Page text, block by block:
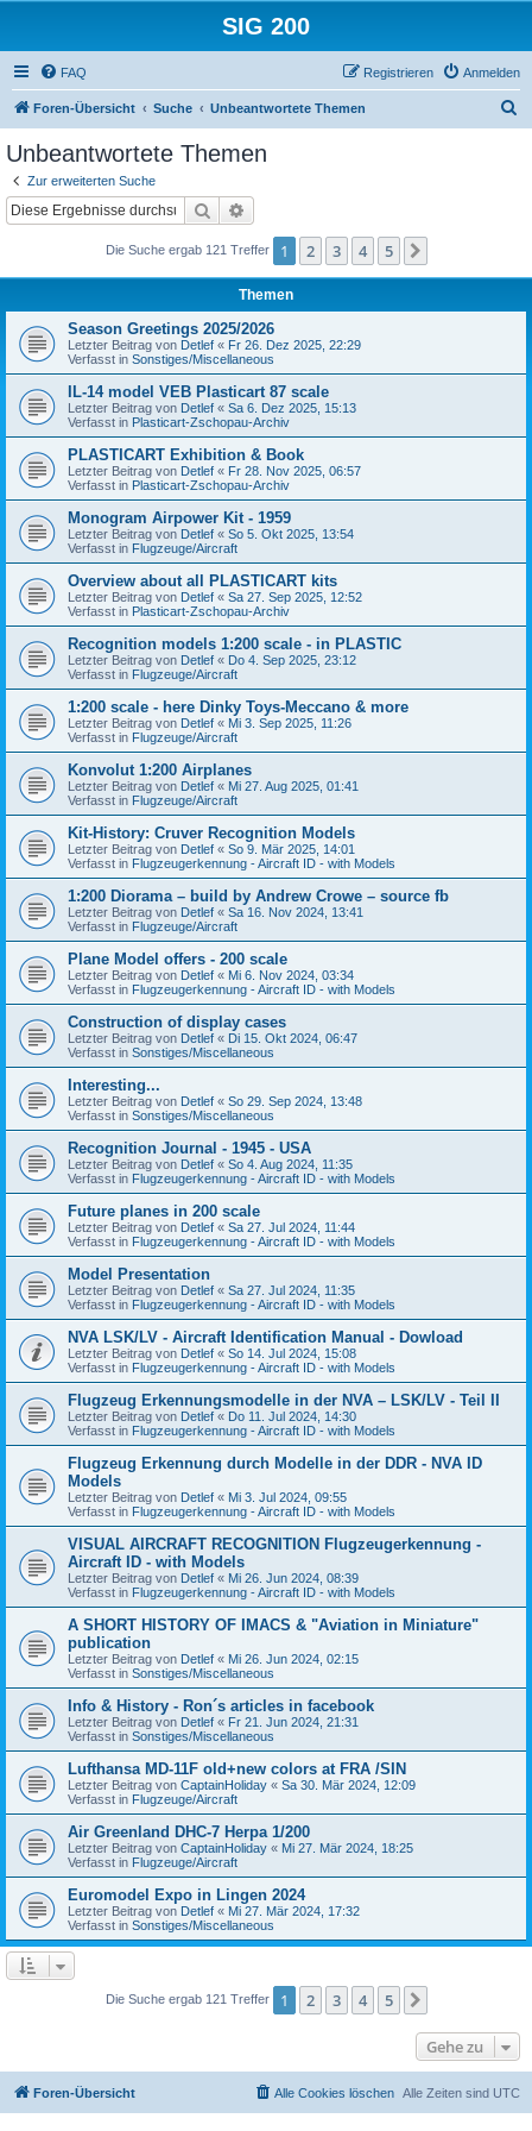
SIG 200
FAQ Anmelden
Registrieren
Foren-Übersicht Suche Unbeantwortete Themen
Unbeantwortete Themen
Zur erweiterten Suche
Suche
Die Suche ergab 121 Treffer 1 2 3 4 5
Themen
Season Greetings 2025/2026
Letzter Beitrag von Detlef « Fr 26. Dez 2025, 22:29
Verfasst in Sonstiges/Miscellaneous
IL-14 model VEB Plasticart 87 scale
Letzter Beitrag von Detlef « Sa 6. Dez 2025, 15:13
Verfasst in Plasticart-Zschopau-Archiv
PLASTICART Exhibition & Book
Letzter Beitrag von Detlef « Fr 28. Nov 2025, 06:57
Verfasst in Plasticart-Zschopau-Archiv
Monogram Airpower Kit - 1959
Letzter Beitrag von Detlef « So 5. Okt 2025, 13:54
Verfasst in Flugzeuge/Aircraft
Overview about all PLASTICART kits
Letzter Beitrag von Detlef « Sa 27. Sep 2025, 12:52
Verfasst in Plasticart-Zschopau-Archiv
Recognition models 1:200 scale - in PLASTIC
Letzter Beitrag von Detlef « Do 4. Sep 2025, 23:12
Verfasst in Flugzeuge/Aircraft
1:200 scale - here Dinky Toys-Meccano & more
Letzter Beitrag von Detlef « Mi 3. Sep 2025, 11:26
Verfasst in Flugzeuge/Aircraft
Konvolut 1:200 Airplanes
Letzter Beitrag von Detlef « Mi 27. Aug 2025, 01:41
Verfasst in Flugzeuge/Aircraft
Kit-History: Cruver Recognition Models
Letzter Beitrag von Detlef « So 9. Mär 2025, 14:01
Verfasst in Flugzeugerkennung - Aircraft ID - with Models
1:200 Diorama – build by Andrew Crowe – source fb
Letzter Beitrag von Detlef « Sa 16. Nov 2024, 13:41
Verfasst in Flugzeuge/Aircraft
Plane Model offers - 200 scale
Letzter Beitrag von Detlef « Mi 6. Nov 2024, 03:34
Verfasst in Flugzeugerkennung - Aircraft ID - with Models
Construction of display cases
Letzter Beitrag von Detlef « Di 15. Okt 2024, 06:47
Verfasst in Sonstiges/Miscellaneous
Interesting...
Letzter Beitrag von Detlef « So 29. Sep 2024, 13:48
Verfasst in Sonstiges/Miscellaneous
Recognition Journal - 1945 - USA
Letzter Beitrag von Detlef « So 4. Aug 2024, 11:35
Verfasst in Flugzeugerkennung - Aircraft ID - with Models
Future planes in 200 scale
Letzter Beitrag von Detlef « Sa 27. Jul 2024, 11:44
Verfasst in Flugzeugerkennung - Aircraft ID - with Models
Model Presentation
Letzter Beitrag von Detlef « Sa 27. Jul 2024, 11:35
Verfasst in Flugzeugerkennung - Aircraft ID - with Models
NVA LSK/LV - Aircraft Identification Manual - Dowload
Letzter Beitrag von Detlef « So 14. Jul 2024, 15:08
Verfasst in Flugzeugerkennung - Aircraft ID - with Models
Flugzeug Erkennungsmodelle in der NVA – LSK/LV - Teil II
Letzter Beitrag von Detlef « Do 11. Jul 2024, 14:30
Verfasst in Flugzeugerkennung - Aircraft ID - with Models
Flugzeug Erkennung durch Modelle in der DDR - NVA ID
Models
Letzter Beitrag von Detlef « Mi 3. Jul 2024, 09:55
Verfasst in Flugzeugerkennung - Aircraft ID - with Models
VISUAL AIRCRAFT RECOGNITION Flugzeugerkennung -
Aircraft ID - with Models
Letzter Beitrag von Detlef « Mi 26. Jun 2024, 08:39
Verfasst in Flugzeugerkennung - Aircraft ID - with Models
A SHORT HISTORY OF IMACS & "Aviation in Miniature"
publication
Letzter Beitrag von Detlef « Mi 26. Jun 2024, 02:15
Verfasst in Sonstiges/Miscellaneous
Info & History - Ron´s articles in facebook
Letzter Beitrag von Detlef « Fr 21. Jun 2024, 21:31
Verfasst in Sonstiges/Miscellaneous
Lufthansa MD-11F old+new colors at FRA /SIN
Letzter Beitrag von CaptainHoliday « Sa 30. Mär 2024, 12:09
Verfasst in Flugzeuge/Aircraft
Air Greenland DHC-7 Herpa 1/200
Letzter Beitrag von CaptainHoliday « Mi 27. Mär 2024, 18:25
Verfasst in Flugzeuge/Aircraft
Euromodel Expo in Lingen 2024
Letzter Beitrag von Detlef « Mi 27. Mär 2024, 17:32
Verfasst in Sonstiges/Miscellaneous
Die Suche ergab 121 Treffer 1 2 3 4 5
Gehe zu
Foren-Übersicht Alle Zeiten sind UTC
Alle Cookies löschen